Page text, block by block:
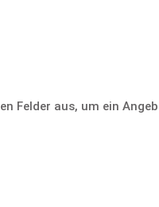
Felder aus, um ein